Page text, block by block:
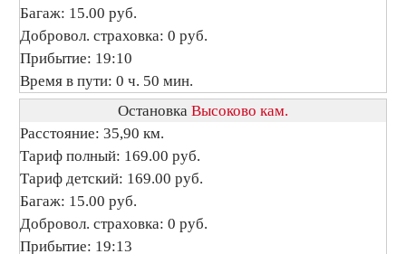
Багаж: 15.00 руб.
Добровол. страховка: 0 руб.
Прибытие: 19:10
Время в пути: 0 ч. 50 мин.
Остановка Высоково кам.
Расстояние: 35,90 км.
Тариф полный: 169.00 руб.
Тариф детский: 169.00 руб.
Багаж: 15.00 руб.
Добровол. страховка: 0 руб.
Прибытие: 19:13